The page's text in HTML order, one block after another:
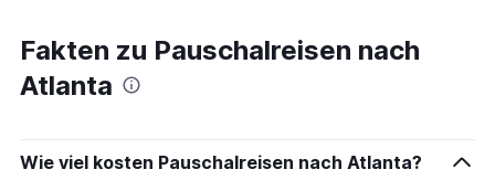
Fakten zu Pauschalreisen nach
Atlanta
Wie viel kosten Pauschalreisen nach Atlanta?